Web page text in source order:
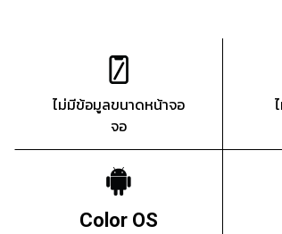
ไม่มีข้อมูลขนาดหน้าจอ
จอ
Color OS